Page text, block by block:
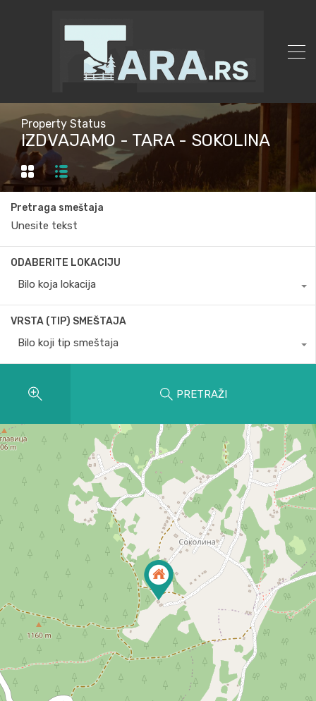
Property Status
IZDVAJAMO - TARA - SOKOLINA
Pretraga smeštaja
ODABERITE LOKACIJU
Bilo koja lokacija
VRSTA (TIP) SMEŠTAJA
Bilo koji tip smeštaja
PRETRAŽI